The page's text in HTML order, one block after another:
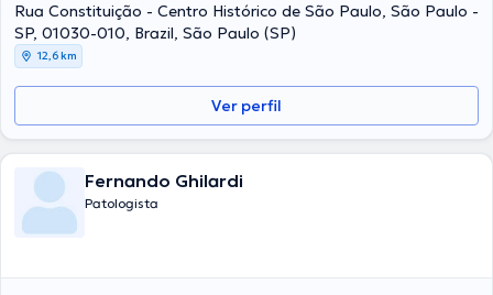
Rua Constituição - Centro Histórico de São Paulo, São Paulo -
SP, 01030-010, Brazil, São Paulo (SP)
12,6 km
Ver perfil
Fernando Ghilardi
Patologista